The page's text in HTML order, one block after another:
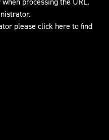
please click here to find